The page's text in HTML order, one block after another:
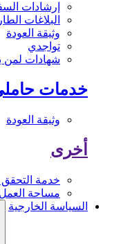
إرشادات
البلاغات
وثيقة العودة
تواجدي
شهادات لمن
خدمات حاملي
وثيقة العودة
أخرى
خدمة التحقق
مساحة العمل
السياسة الخارجية